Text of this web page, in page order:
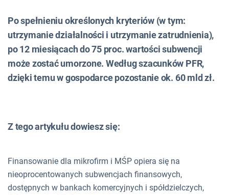
Po spełnieniu określonych kryteriów (w tym:
utrzymanie działalności i utrzymanie zatrudnienia),
po 12 miesiącach do 75 proc. wartości subwencji
może zostać umorzone. Według szacunków PFR,
dzięki temu w gospodarce pozostanie ok. 60 mld zł.
Z tego artykułu dowiesz się:
Finansowanie dla mikrofirm i MŚP opiera się na
nieoprocentowanych subwencjach finansowych,
dostępnych w bankach komercyjnych i spółdzielczych,